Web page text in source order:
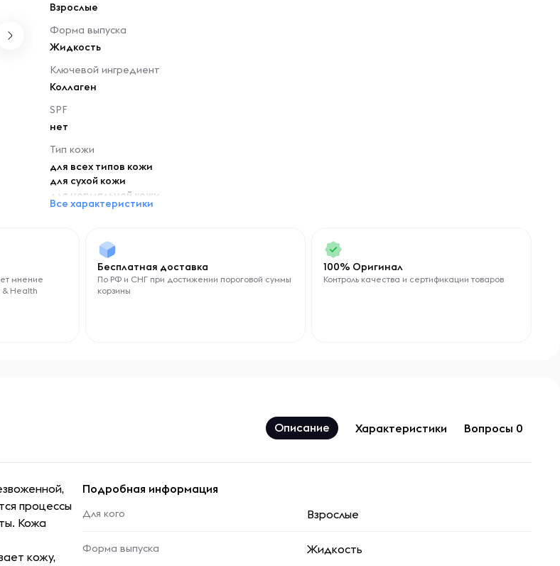
Взрослые
Форма выпуска
Жидкость
Ключевой ингредиент
Коллаген
SPF
нет
Тип кожи
для всех типов кожи
для сухой кожи
для нормальной кожи
Все характеристики
мнение
& Health
Бесплатная доставка
По РФ и СНГ при достижении пороговой суммы
корзины
100% Оригинал
Контроль качества и сертификации товаров
Описание Характеристики Вопросы 0
процессы
Кожа
кожу,
Подробная информация
Для кого Взрослые
Форма выпуска Жидкость